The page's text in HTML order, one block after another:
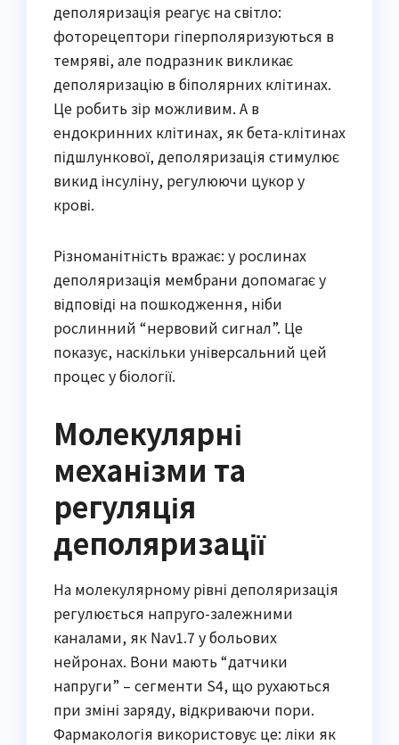
деполяризація реагує на світло:
фоторецептори гіперполяризуються в
темряві, але подразник викликає
деполяризацію в біполярних клітинах.
Це робить зір можливим. А в
ендокринних клітинах, як бета-клітинах
підшлункової, деполяризація стимулює
викид інсуліну, регулюючи цукор у
крові.
Різноманітність вражає: у рослинах
деполяризація мембрани допомагає у
відповіді на пошкодження, ніби
рослинний “нервовий сигнал”. Це
показує, наскільки універсальний цей
процес у біології.
Молекулярні
механізми та
регуляція
деполяризації
На молекулярному рівні деполяризація
регулюється напруго-залежними
каналами, як Nav1.7 у больових
нейронах. Вони мають “датчики
напруги” – сегменти S4, що рухаються
при зміні заряду, відкриваючи пори.
Фармакологія використовує це: ліки як